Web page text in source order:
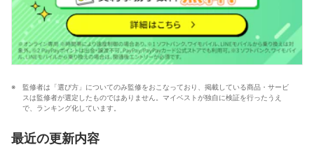
監修者は「選び方」についてのみ監修をおこなっており、掲載している商品・サービ
スは監修者が選定したものではありません。マイベストが独自に検証を行ったうえ
で、ランキング化しています。
最近の更新内容